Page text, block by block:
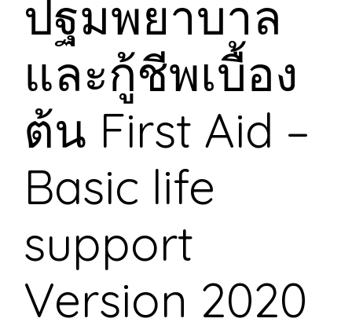
ปฐมพยาบาล
และกู้ชีพเบื้อง
ต้น First Aid –
Basic life
support
Version 2020